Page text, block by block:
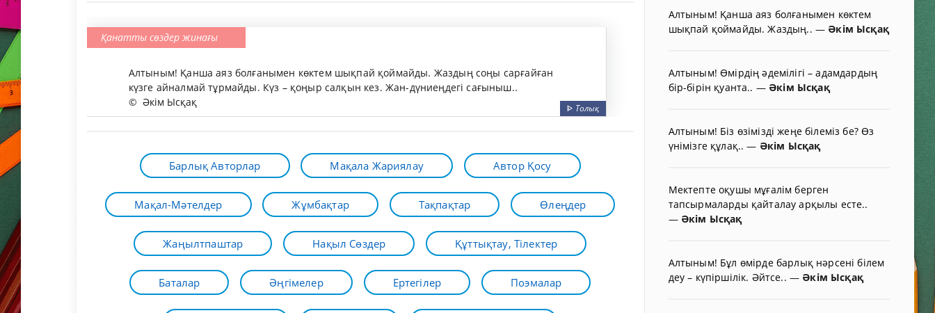
Қанатты сөздер жинағы
Алтыным! Қанша аяз болғанымен көктем шықпай қоймайды. Жаздың соңы сарғайған
күзге айналмай тұрмайды. Күз – қоңыр салқын кез. Жан-дүниеңдегі сағыныш..
©Әкім Ысқақ ᐈ Толық
Барлық Авторлар Мақала Жариялау Автор Қосу
Мақал-Мәтелдер Жұмбақтар Тақпақтар Өлеңдер
Жаңылтпаштар Нақыл Сөздер Құттықтау, Тілектер
Баталар Әңгімелер Ертегілер Поэмалар
Алтыным! Қанша аяз болғанымен көктем
шықпай қоймайды. Жаздың.. — Әкім Ысқақ
Алтыным! Өмірдің әдемілігі – адамдардың
бір-бірін қуанта.. — Әкім Ысқақ
Алтыным! Біз өзімізді жеңе білеміз бе? Өз
үнімізге құлақ..— Әкім Ысқақ
Мектепте оқушы мұғалім берген
тапсырмаларды қайталау арқылы есте..
— Әкім Ысқақ
Алтыным! Бұл өмірде барлық нәрсені білем
деу – күпіршілік. Әйтсе.. — Әкім Ысқақ